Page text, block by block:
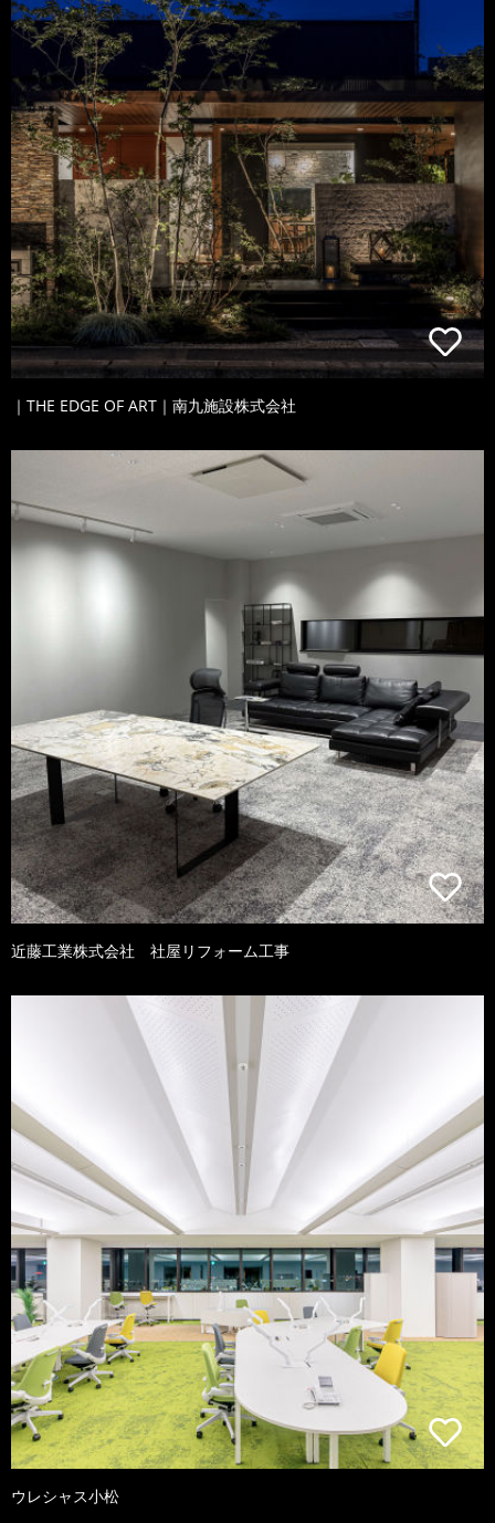
｜THE EDGE OF ART｜南九施設株式会社
近藤工業株式会社 社屋リフォーム工事
ウレシャス小松